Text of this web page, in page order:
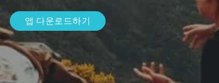
앱 다운로드하기